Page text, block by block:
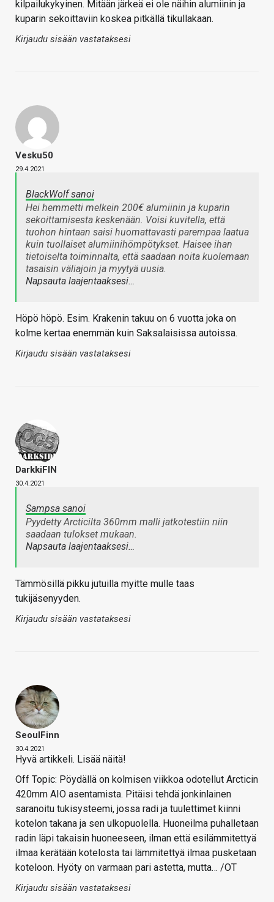
kilpailukykyinen. Mitään järkeä ei ole näihin alumiinin ja
kuparin sekoittaviin koskea pitkällä tikullakaan.
Kirjaudu sisään vastataksesi
Vesku50
29.4.2021
BlackWolf sanoi
Hei hemmetti melkein 200€ alumiinin ja kuparin
sekoittamisesta keskenään. Voisi kuvitella, että
tuohon hintaan saisi huomattavasti parempaa laatua
kuin tuollaiset alumiinihömpötykset. Haisee ihan
tietoiselta toiminnalta, että saadaan noita kuolemaan
tasaisin väliajoin ja myytyä uusia.
Napsauta laajentaaksesi…
Höpö höpö. Esim. Krakenin takuu on 6 vuotta joka on
kolme kertaa enemmän kuin Saksalaisissa autoissa.
Kirjaudu sisään vastataksesi
DarkkiFIN
30.4.2021
Sampsa sanoi
Pyydetty Arcticilta 360mm malli jatkotestiin niin
saadaan tulokset mukaan.
Napsauta laajentaaksesi…
Tämmösillä pikku jutuilla myitte mulle taas
tukijäsenyyden.
Kirjaudu sisään vastataksesi
SeoulFinn
30.4.2021
Hyvä artikkeli. Lisää näitä!
Off Topic: Pöydällä on kolmisen viikkoa odotellut Arcticin
420mm AIO asentamista. Pitäisi tehdä jonkinlainen
saranoitu tukisysteemi, jossa radi ja tuulettimet kiinni
kotelon takana ja sen ulkopuolella. Huoneilma puhalletaan
radin läpi takaisin huoneeseen, ilman että esilämmitettyä
ilmaa kerätään kotelosta tai lämmitettyä ilmaa pusketaan
koteloon. Hyöty on varmaan pari astetta, mutta… /OT
Kirjaudu sisään vastataksesi